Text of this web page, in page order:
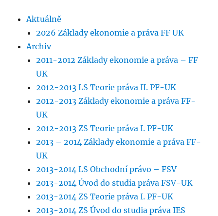
Aktuálně
2026 Základy ekonomie a práva FF UK
Archiv
2011-2012 Základy ekonomie a práva – FF
UK
2012-2013 LS Teorie práva II. PF-UK
2012-2013 Základy ekonomie a práva FF-
UK
2012-2013 ZS Teorie práva I. PF-UK
2013 – 2014 Základy ekonomie a práva FF-
UK
2013-2014 LS Obchodní právo – FSV
2013-2014 Úvod do studia práva FSV-UK
2013-2014 ZS Teorie práva I. PF-UK
2013-2014 ZS Úvod do studia práva IES